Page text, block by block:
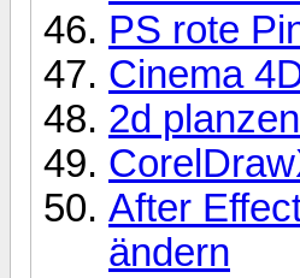
PS rote
Cinema
2d
After
ändern